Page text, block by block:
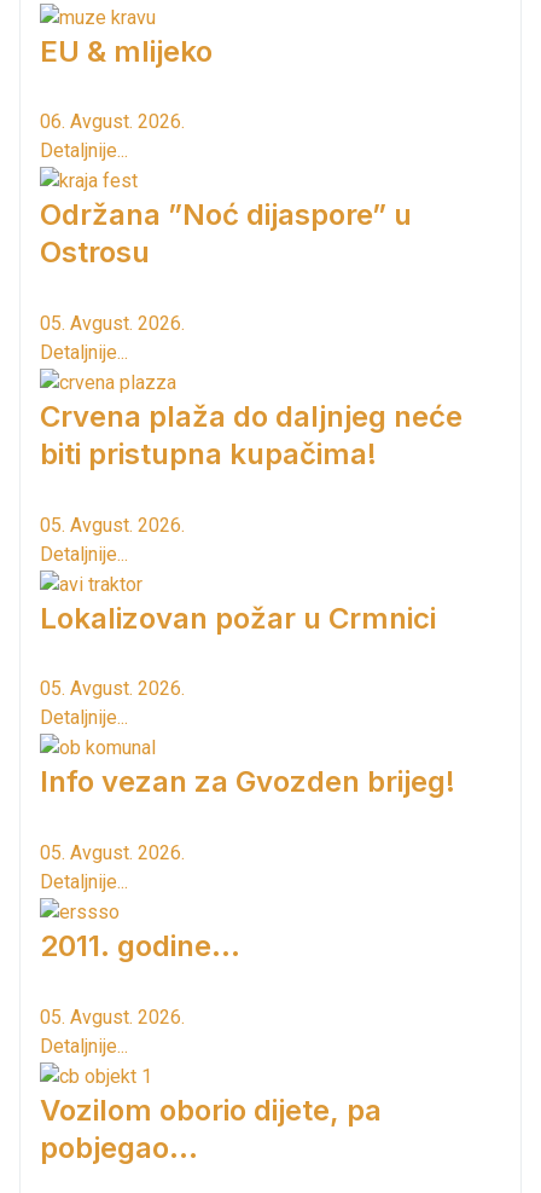
EU & mlijeko
06. Avgust. 2026.
Detaljnije...
Održana ”Noć dijaspore” u
Ostrosu
05. Avgust. 2026.
Detaljnije...
Crvena plaža do daljnjeg neće
biti pristupna kupačima!
05. Avgust. 2026.
Detaljnije...
Lokalizovan požar u Crmnici
05. Avgust. 2026.
Detaljnije...
Info vezan za Gvozden brijeg!
05. Avgust. 2026.
Detaljnije...
2011. godine...
05. Avgust. 2026.
Detaljnije...
Vozilom oborio dijete, pa
pobjegao...